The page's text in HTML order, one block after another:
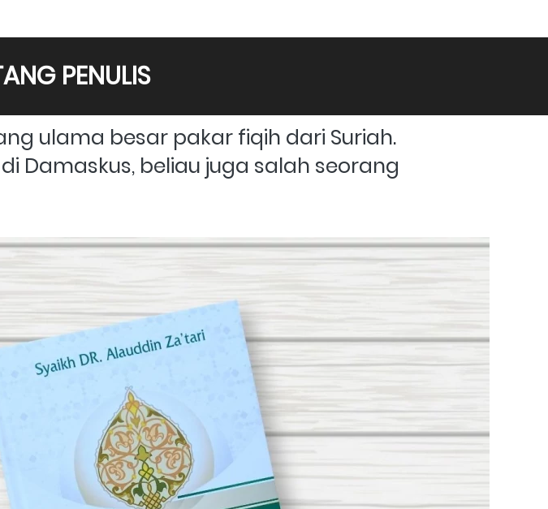
PENULIS
ulama besar pakar fiqih dari Suriah.
Damaskus, beliau juga salah seorang